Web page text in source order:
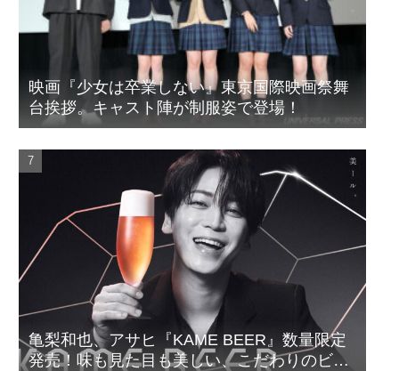
映画『少女は卒業しない』東京国際映画祭舞
台挨拶。キャスト陣が制服姿で登場！
亀梨和也、アサヒ『KAME BEER』数量限定
発売！味も見た目も美しい、こだわりのビー